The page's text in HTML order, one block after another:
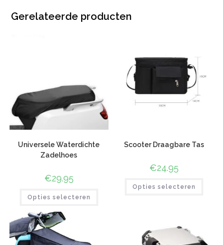
Gerelateerde producten
Universele Waterdichte
Zadelhoes
€29.95
Opties selecteren
Scooter Draagbare Tas
€24.95
Opties selecteren